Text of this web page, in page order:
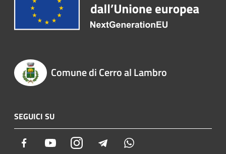
Comune di Cerro al Lambro
SEGUICI SU
Facebook YoutubeInstagram Telegram